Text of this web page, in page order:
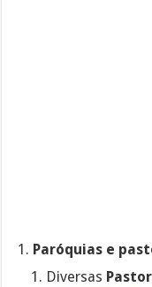
Paróquias e
Diversas